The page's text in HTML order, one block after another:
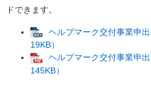
ドできます。
ヘルプマーク交付事業申
19KB）
ヘルプマーク交付事業申
145KB）